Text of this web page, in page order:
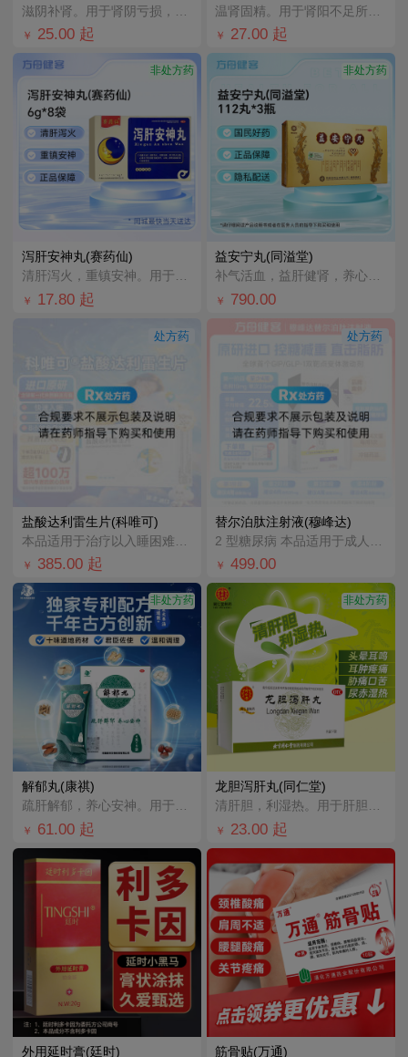
￥ 25.00 起 ￥ 27.00 起
非处方药
泻肝安神丸(赛药仙)
清肝泻火，重镇安神。用于肝火旺盛、心神不宁所致的失眠多梦、心烦；神经衰弱见上述证候者。
￥ 17.80 起
非处方药
益安宁丸(同溢堂)
补气活血，益肝健肾，养心安神。治疗气血虚弱，肝肾不足所致的胸闷气短，畏寒肢冷，手足麻木，对失眠健忘、
￥ 790.00
处方药
盐酸达利雷生片(科唯可)
￥ 385.00 起
处方药
替尔泊肽注射液(穆峰达)
￥ 499.00
非处方药
解郁丸(康祺)
疏肝解郁，养心安神。用于肝郁气滞，心神不安所致胸肋胀满，郁闷不舒，心烦心悸，易怒，失眠多梦。
￥ 61.00 起
非处方药
龙胆泻肝丸(同仁堂)
清肝胆，利湿热。用于肝胆湿热所致的头晕目赤，耳鸣耳聋，耳肿疼痛，胁痛口苦，尿赤涩痛，湿热带下。
￥ 23.00 起
外用延时膏(廷时) 筋骨贴(万通)